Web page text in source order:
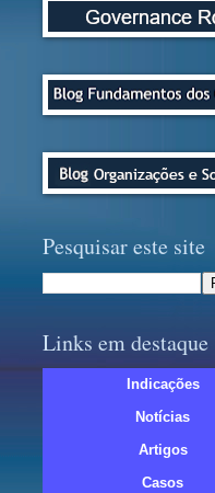
Pesquisar este site
Links em destaque
Indicações
Notícias
Artigos
Casos